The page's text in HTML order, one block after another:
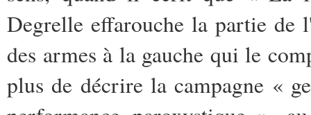
Degrelle effarouche la partie de
des armes à la gauche qui le
plus de décrire la campagne «